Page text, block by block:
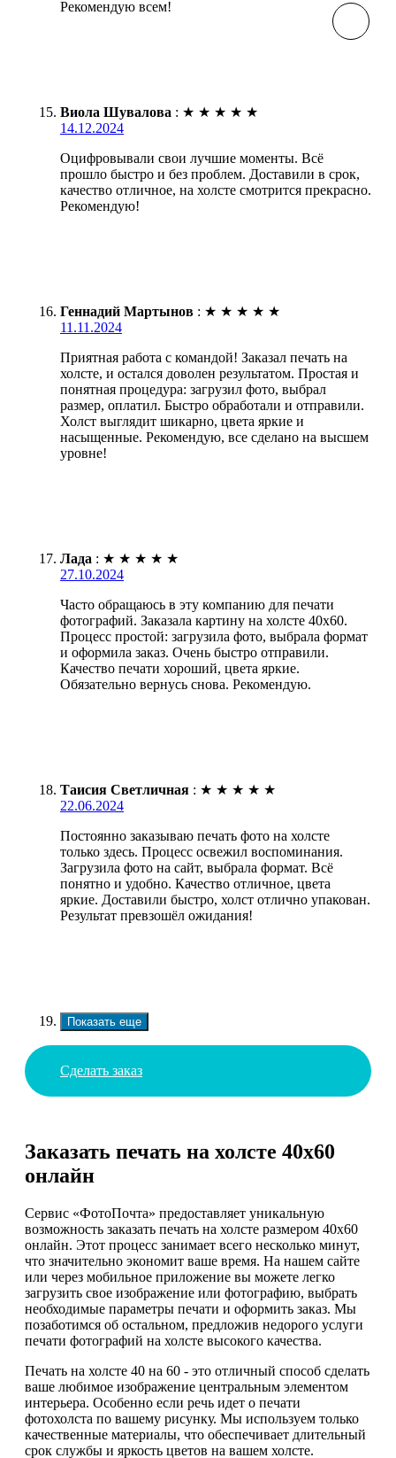
Рекомендую всем!
Виола Шувалова : ★ ★ ★ ★ ★
14.12.2024
Оцифровывали свои лучшие моменты. Всё
прошло быстро и без проблем. Доставили в срок,
качество отличное, на холсте смотрится прекрасно.
Рекомендую!
Геннадий Мартынов : ★ ★ ★ ★ ★
11.11.2024
Приятная работа с командой! Заказал печать на
холсте, и остался доволен результатом. Простая и
понятная процедура: загрузил фото, выбрал
размер, оплатил. Быстро обработали и отправили.
Холст выглядит шикарно, цвета яркие и
насыщенные. Рекомендую, все сделано на высшем
уровне!
Лада : ★ ★ ★ ★ ★
27.10.2024
Часто обращаюсь в эту компанию для печати
фотографий. Заказала картину на холсте 40х60.
Процесс простой: загрузила фото, выбрала формат
и оформила заказ. Очень быстро отправили.
Качество печати хороший, цвета яркие.
Обязательно вернусь снова. Рекомендую.
Таисия Светличная : ★ ★ ★ ★ ★
22.06.2024
Постоянно заказываю печать фото на холсте
только здесь. Процесс освежил воспоминания.
Загрузила фото на сайт, выбрала формат. Всё
понятно и удобно. Качество отличное, цвета
яркие. Доставили быстро, холст отлично упакован.
Результат превзошёл ожидания!
Показать еще
Сделать заказ
Заказать печать на холсте 40х60
онлайн
Сервис «ФотоПочта» предоставляет уникальную
возможность заказать печать на холсте размером 40х60
онлайн. Этот процесс занимает всего несколько минут,
что значительно экономит ваше время. На нашем сайте
или через мобильное приложение вы можете легко
загрузить свое изображение или фотографию, выбрать
необходимые параметры печати и оформить заказ. Мы
позаботимся об остальном, предложив недорого услуги
печати фотографий на холсте высокого качества.
Печать на холсте 40 на 60 - это отличный способ сделать
ваше любимое изображение центральным элементом
интерьера. Особенно если речь идет о печати
фотохолста по вашему рисунку. Мы используем только
качественные материалы, что обеспечивает длительный
срок службы и яркость цветов на вашем холсте.